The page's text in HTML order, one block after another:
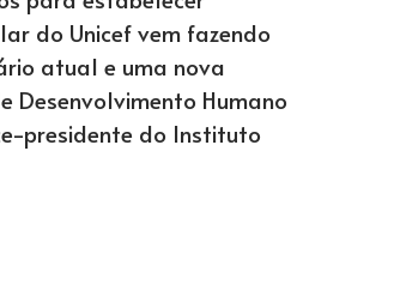
do Unicef vem fazendo
atual e uma nova
Desenvolvimento Humano
presidente do Instituto